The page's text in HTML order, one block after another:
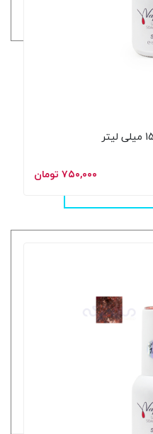
۷۵۰,۰۰۰ تومان